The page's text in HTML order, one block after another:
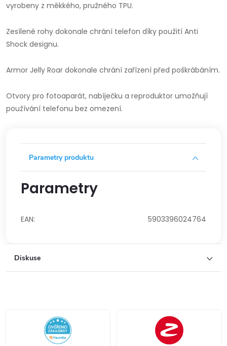
vyrobeny z měkkého, pružného TPU.
Zesílené rohy dokonale chrání telefon díky použití Anti
Shock designu.
Armor Jelly Roar dokonale chrání zařízení před poškrábáním.
Otvory pro fotoaparát, nabíječku a reproduktor umožňují
používání telefonu bez omezení.
Parametry produktu
Parametry
EAN: 5903396024764
Diskuse